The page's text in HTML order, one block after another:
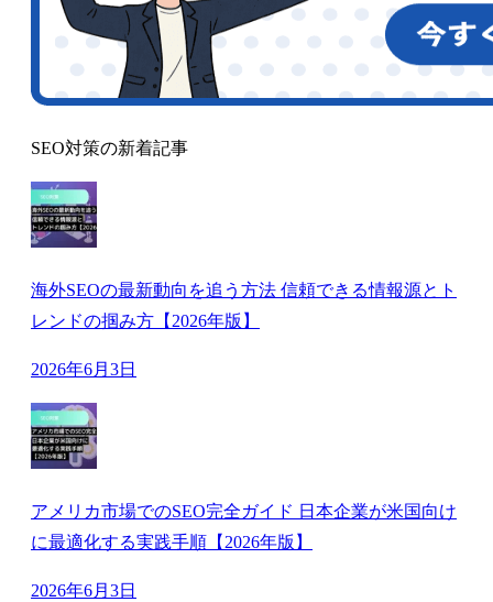
SEO対策の新着記事
海外SEOの最新動向を追う方法 信頼できる情報源とト
レンドの掴み方【2026年版】
2026年6月3日
アメリカ市場でのSEO完全ガイド 日本企業が米国向け
に最適化する実践手順【2026年版】
2026年6月3日